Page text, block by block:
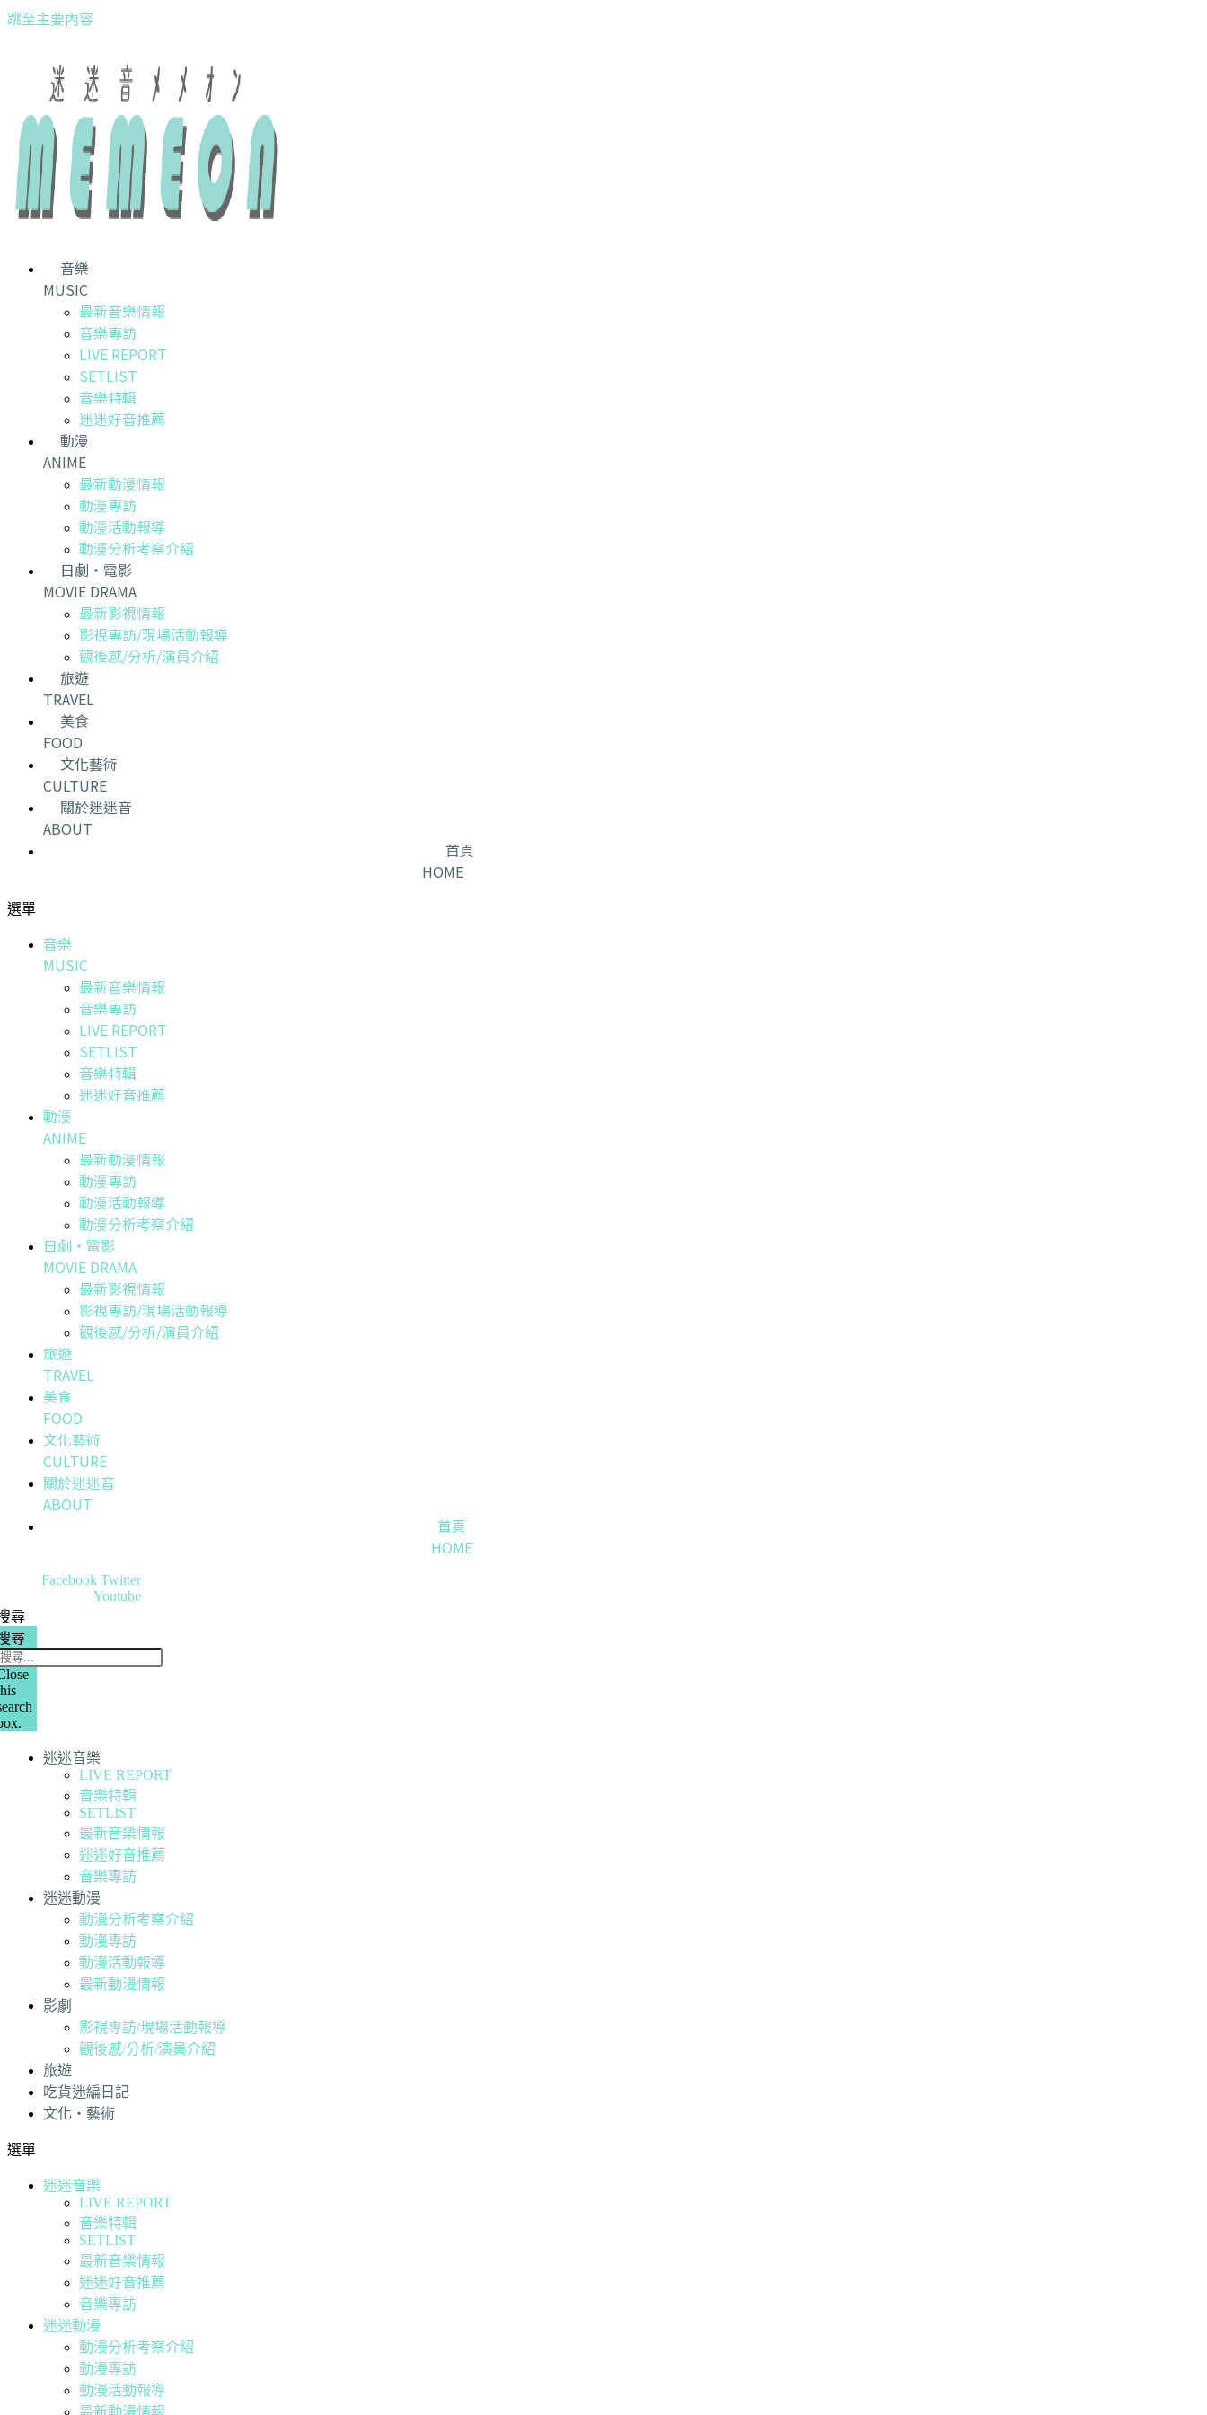
跳至主要內容
音樂
MUSIC
最新音樂情報
音樂專訪
LIVE REPORT
SETLIST
音樂特輯
迷迷好音推薦
動漫
ANIME
最新動漫情報
動漫專訪
動漫活動報導
動漫分析考察介紹
日劇・電影
MOVIE DRAMA
最新影視情報
影視專訪/現場活動報導
觀後感/分析/演員介紹
旅遊
TRAVEL
美食
FOOD
文化藝術
CULTURE
關於迷迷音
ABOUT
首頁
HOME
選單
音樂
MUSIC
最新音樂情報
音樂專訪
LIVE REPORT
SETLIST
音樂特輯
迷迷好音推薦
動漫
ANIME
最新動漫情報
動漫專訪
動漫活動報導
動漫分析考察介紹
日劇・電影
MOVIE DRAMA
最新影視情報
影視專訪/現場活動報導
觀後感/分析/演員介紹
旅遊
TRAVEL
美食
FOOD
文化藝術
CULTURE
關於迷迷音
ABOUT
首頁
HOME
Facebook Twitter
Youtube
尋
尋
迷迷音樂
LIVE REPORT
音樂特輯
SETLIST
最新音樂情報
迷迷好音推薦
音樂專訪
迷迷動漫
動漫分析考察介紹
動漫專訪
動漫活動報導
最新動漫情報
影劇
影視專訪/現場活動報導
觀後感/分析/演員介紹
旅遊
吃貨迷編日記
文化・藝術
選單
迷迷音樂
LIVE REPORT
音樂特輯
SETLIST
最新音樂情報
迷迷好音推薦
音樂專訪
迷迷動漫
動漫分析考察介紹
動漫專訪
動漫活動報導
最新動漫情報